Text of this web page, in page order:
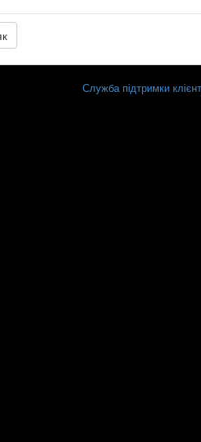
Служба підтримки